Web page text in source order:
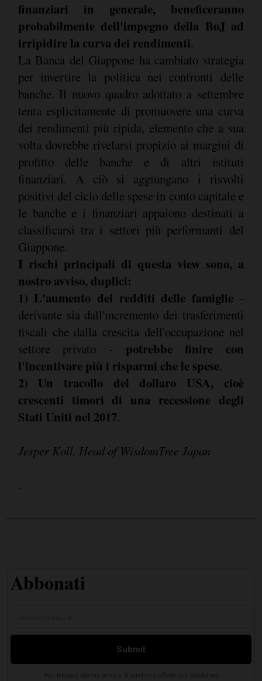
finanziari in generale, beneficeranno
probabilmente dell'impegno della BoJ ad
irripidire la curva dei rendimenti.
La Banca del Giappone ha cambiato strategia
per invertire la politica nei confronti delle
banche. Il nuovo quadro adottato a settembre
tenta esplicitamente di promuovere una curva
dei rendimenti più ripida, elemento che a sua
volta dovrebbe rivelarsi propizio ai margini di
profitto delle banche e di altri istituti
finanziari. A ciò si aggiungano i risvolti
positivi del ciclo delle spese in conto capitale e
le banche e i finanziari appaiono destinati a
classificarsi tra i settori più performanti del
Giappone.
I rischi principali di questa view sono, a
nostro avviso, duplici:
1) L'aumento dei redditi delle famiglie -
derivante sia dall'incremento dei trasferimenti
fiscali che dalla crescita dell'occupazione nel
settore privato - potrebbe finire con
l'incentivare più i risparmi che le spese.
2) Un tracollo del dollaro USA, cioè
crescenti timori di una recessione degli
Stati Uniti nel 2017.
Jesper Koll, Head of WisdomTree Japan
.